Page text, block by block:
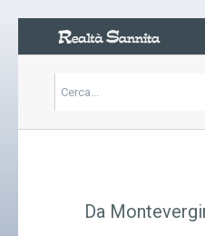
Da